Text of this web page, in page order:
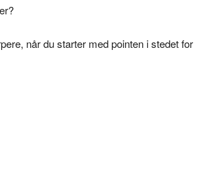
når du starter med pointen i stedet for